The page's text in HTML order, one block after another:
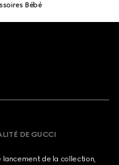
Bébé
DE GUCCI
lancement de la collection,